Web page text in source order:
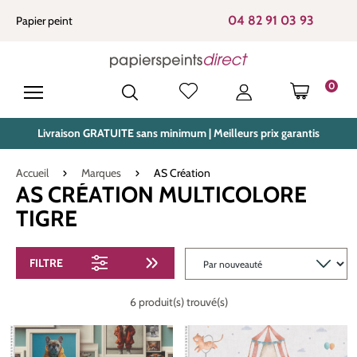
principal
Papier peint 04 82 91 03 93
0
LE
Livraison GRATUITE sans minimum | Meilleurs prix garantis
Accueil Marques AS Création
AS CRÉATION MULTICOLORE
TIGRE
FILTRE
6 produit(s) trouvé(s)